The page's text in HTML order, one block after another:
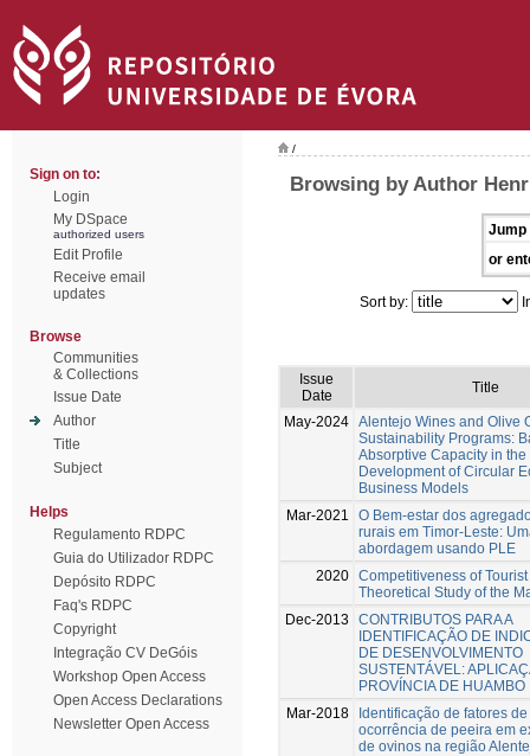
Sign on to:
Login
My DSpace
authorized users
Edit Profile
Receive email
updates
Browse
Communities
& Collections
Issue Date
Author
Title
Subject
Helps
Regulamento RDPC
Guia do Utilizador RDPC
Depósito RDPC
Faq's RDPC
Copyright
Integração CV DeGóis
Workshop Open Access
Open Access Declarations
Newsletter Open Access
/
Browsing by Author
Jump
or
Sort by:
Issue
Date
Title
May-2024 Alentejo Wines and Olive
Sustainability Programs:
Absorptive Capacity in the
Development of Circular
Business Models
Mar-2021
O Bem-estar dos
rurais em Timor-Leste:
abordagem usando PLE
2020 Competitiveness of
Theoretical Study of the
Dec-2013
CONTRIBUTOS PARA A
IDENTIFICAÇÃO DE
DE DESENVOLVIMENTO
SUSTENTÁVEL:
PROVÍNCIA DE HUAMBO
Mar-2018
Identificação de fatores
ocorrência de peeira em
de ovinos na região